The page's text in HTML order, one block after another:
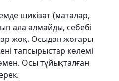
шикізат (маталар,
ала алмайды, себебі
жоқ. Осыдан жоғары
тапсырыстар көлемі
Осы тұйықталған